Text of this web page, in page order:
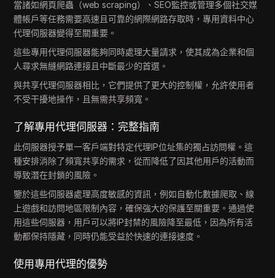
當諸如網頁爬蟲（web scraping）、SEO監控或管理多個社交媒
體帳戶等任務需要高速且可靠的網際網路存取時，專用資料中心
代理伺服器變得至關重要。
這些專用代理伺服器能夠同時處理大量請求，使其成為企業和個
人尋求無縫網路連接且中斷最少的首選。
與共享代理伺服器相比，它們提供了更大的控制權，允許使用者
不受干擾地操作，且無需共享頻寬。
了解專用代理伺服器：完整指南
此伺服器授予單一客戶端對特定代理IP位址集的獨占訪問權。這
種安排消除了頻寬共享的需求，從而降低了因其他用戶的活動而
導致潛在封鎖的風險。
鑒於這些伺服器處理高度敏感的資訊，例如自動化數據爬取、線
上遊戲和訪問地區限制內容，確保強大的保護至關重要。通過使
用這些伺服器，用戶可以將IP封禁的風險降至最低，因為所有活
動都保持隱藏，同時仍能受益於快速的連接速度。
使用專用代理的優勢